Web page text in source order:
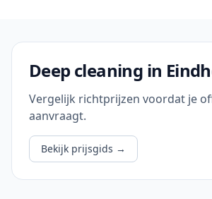
Deep cleaning in
Vergelijk richtprijzen voordat je
aanvraagt.
Bekijk prijsgids →